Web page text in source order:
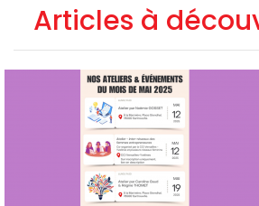
Articles à